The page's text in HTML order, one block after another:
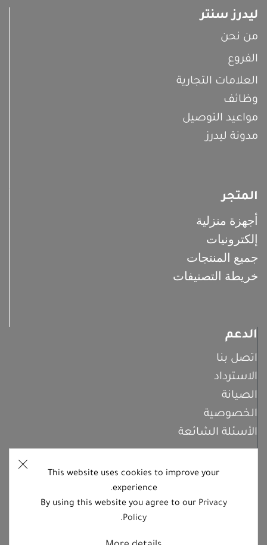
This website uses cookies to improve your
experience.
By using this website you agree to our Privacy
Policy
.
ليدرز سنتر
من نحن
الفروع
العلامات التجارية
وظائف
مواعيد التوصيل
مدونة ليدرز
المتجر
أجهزة منزلية
إلكترونيات
جميع المنتجات
خريطة التصنيفات
الدعم
اتصل بنا
الاسترداد
الصيانة
الخصوصية
الأسئلة الشائعة
اشترك معنا